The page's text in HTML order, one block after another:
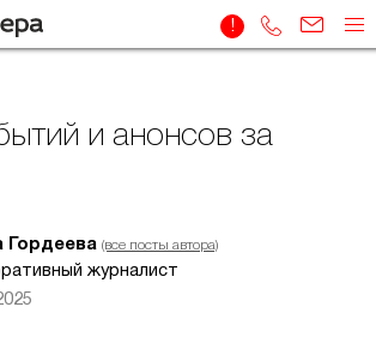
и анонсов за
Гордеева (все посты автора)
журналист